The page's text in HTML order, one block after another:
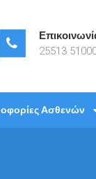
25513
Ασθενών